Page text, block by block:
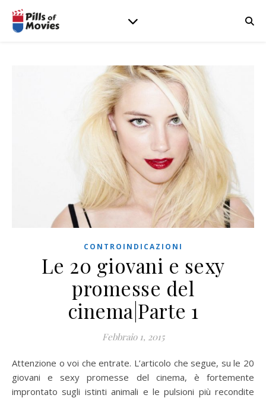
CONTROINDICAZIONI
Le 20 giovani e sexy
promesse del
cinema|Parte 1
Febbraio 1, 2015
Attenzione o voi che entrate. L’articolo che segue, su le 20
giovani e sexy promesse del cinema, è fortemente
improntato sugli istinti animali e le pulsioni più recondite